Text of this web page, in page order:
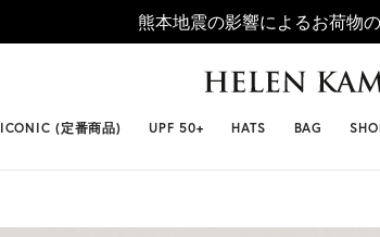
熊本地震の影響によるお荷物
#ビベット #キャップ
ICONIC (定番商品) UPF 50+ HATS BAG